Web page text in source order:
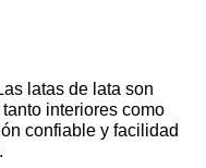
latas de lata son
interiores como
confiable y facilidad